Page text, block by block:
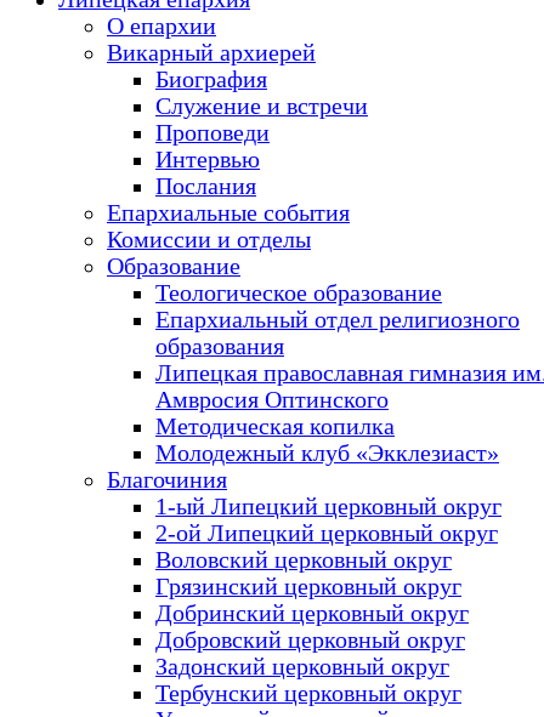
О епархии
Викарный архиерей
Биография
Служение и встречи
Проповеди
Интервью
Послания
Епархиальные события
Комиссии и отделы
Образование
Теологическое образование
Епархиальный отдел религиозного
образования
Липецкая православная гимназия
Амвросия Оптинского
Методическая копилка
Молодежный клуб «Экклезиаст»
Благочиния
1-ый Липецкий церковный округ
2-ой Липецкий церковный округ
Воловский церковный округ
Грязинский церковный округ
Добринский церковный округ
Добровский церковный округ
Задонский церковный округ
Тербунский церковный округ